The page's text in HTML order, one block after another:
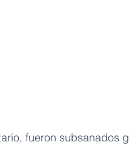
fueron subsanados